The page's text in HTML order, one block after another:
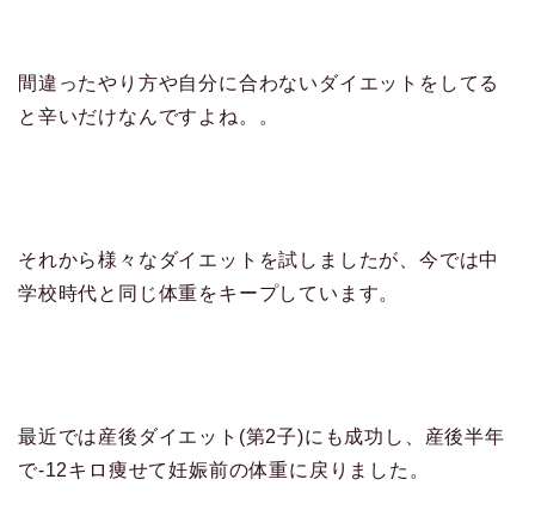
間違ったやり方や自分に合わないダイエットをしてる
と辛いだけなんですよね。。
それから様々なダイエットを試しましたが、今では中
学校時代と同じ体重をキープしています。
最近では産後ダイエット(第2子)にも成功し、産後半年
で-12キロ痩せて妊娠前の体重に戻りました。